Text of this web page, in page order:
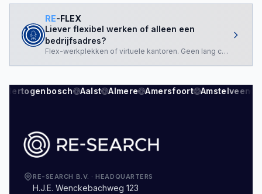
RE-FLEX
Liever flexibel werken of alleen een
bedrijfsadres?
Flex-werkplekken of virtuele kantoren. Geen lang contract
Hertogenbosch Aalst Almere Amersfoort Amstelveen
RE-SEARCH B.V. ·HEADQUARTERS
H.J.E. Wenckebachweg 123